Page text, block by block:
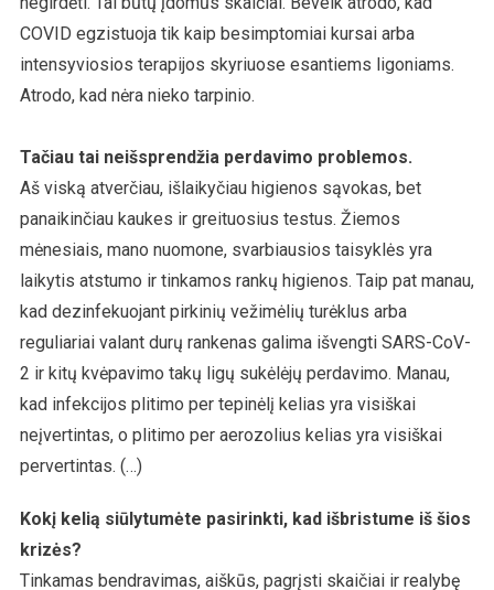
COVID egzistuoja tik kaip besimptomiai kursai arba
intensyviosios terapijos skyriuose esantiems ligoniams.
Atrodo, kad nėra nieko tarpinio.
Tačiau tai neišsprendžia perdavimo problemos.
Aš viską atverčiau, išlaikyčiau higienos sąvokas, bet
panaikinčiau kaukes ir greituosius testus. Žiemos
mėnesiais, mano nuomone, svarbiausios taisyklės yra
laikytis atstumo ir tinkamos rankų higienos. Taip pat manau,
kad dezinfekuojant pirkinių vežimėlių turėklus arba
reguliariai valant durų rankenas galima išvengti SARS-CoV-
2 ir kitų kvėpavimo takų ligų sukėlėjų perdavimo. Manau,
kad infekcijos plitimo per tepinėlį kelias yra visiškai
neįvertintas, o plitimo per aerozolius kelias yra visiškai
pervertintas. (…)
Kokį kelią siūlytumėte pasirinkti, kad išbristume iš šios
krizės?
Tinkamas bendravimas, aiškūs, pagrįsti skaičiai ir realybę